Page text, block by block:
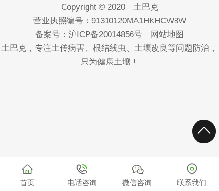
Copyright © 2020 土巴克
营业执照编号：91310120MA1HKHCW8W
备案号： 沪ICP备20014856号
网站地图
土巴克，专注土传病害、根结线虫、土壤改良等问题防治，
只为健康土壤！
首页 电话咨询 微信咨询 联系我们